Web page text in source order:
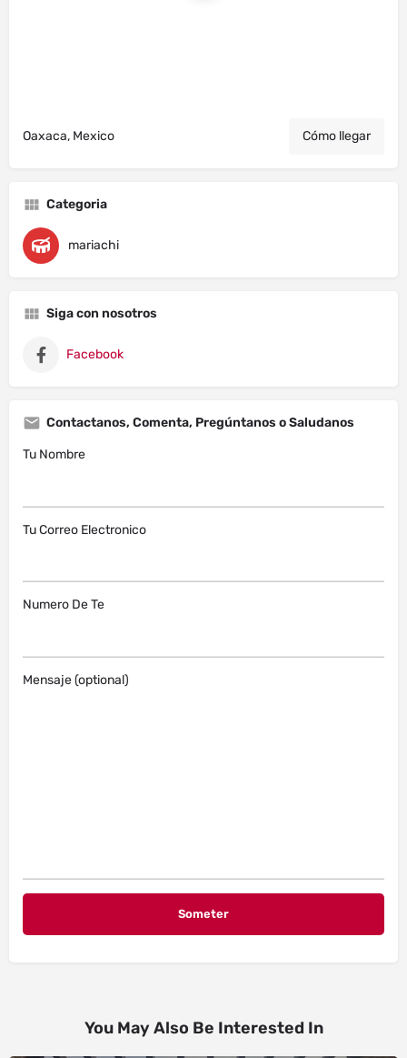
Oaxaca, Mexico Cómo llegar
Categoria
mariachi
Siga con nosotros
Facebook
Contactanos, Comenta, Pregúntanos o Saludanos
Tu Nombre
Tu Correo Electronico
Numero De Te
Mensaje (optional)
You May Also Be Interested In